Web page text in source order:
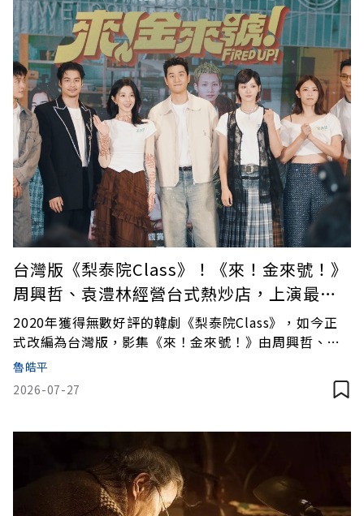
台灣版《梨泰院Class》！《來！金來號！》
周興哲、袁澧林經營台式熱炒店，上演最精
彩復仇
2020年獲得無數好評的韓劇《梨泰院Class》，如今正
式改編為台灣版，影集《來！金來號！》由周興哲、袁
澧林、邵雨薇、黃冠智、林思宇主演，用不同的角度看
這段精彩的復仇故事。
魯皓平
2026-07-27